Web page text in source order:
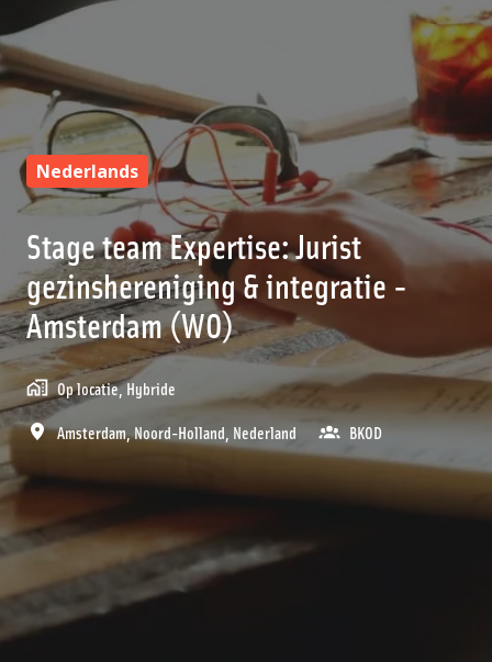
Nederlands
Stage team Expertise: Jurist
gezinshereniging & integratie -
Amsterdam (WO)
Op locatie, Hybride
Amsterdam,Noord-Holland Nederland BKOD